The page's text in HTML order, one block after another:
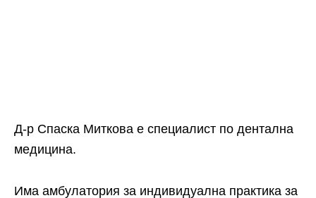
Д-р Спаска Миткова е специалист по дентална
медицина.
Има амбулатория за индивидуална практика за